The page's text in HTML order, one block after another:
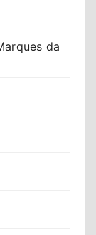
da